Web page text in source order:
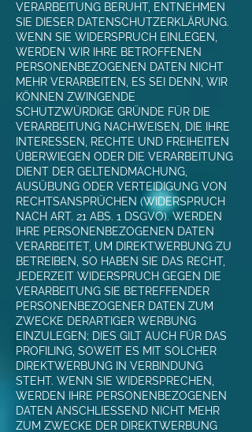
VERARBEITUNG BERUHT, ENTNEHMEN
SIE DIESER DATENSCHUTZERKLÄRUNG.
WENN SIE WIDERSPRUCH EINLEGEN,
WERDEN WIR IHRE BETROFFENEN
PERSONENBEZOGENEN DATEN NICHT
MEHR VERARBEITEN, ES SEI DENN, WIR
KÖNNEN ZWINGENDE
SCHUTZWÜRDIGE GRÜNDE FÜR DIE
VERARBEITUNG NACHWEISEN, DIE IHRE
INTERESSEN, RECHTE UND FREIHEITEN
ÜBERWIEGEN ODER DIE VERARBEITUNG
DIENT DER GELTENDMACHUNG,
AUSÜBUNG ODER VERTEIDIGUNG VON
RECHTSANSPRÜCHEN (WIDERSPRUCH
NACH ART. 21 ABS. 1 DSGVO). WERDEN
IHRE PERSONENBEZOGENEN DATEN
VERARBEITET, UM DIREKTWERBUNG ZU
BETREIBEN, SO HABEN SIE DAS RECHT,
JEDERZEIT WIDERSPRUCH GEGEN DIE
VERARBEITUNG SIE BETREFFENDER
PERSONENBEZOGENER DATEN ZUM
ZWECKE DERARTIGER WERBUNG
EINZULEGEN; DIES GILT AUCH FÜR DAS
PROFILING, SOWEIT ES MIT SOLCHER
DIREKTWERBUNG IN VERBINDUNG
STEHT. WENN SIE WIDERSPRECHEN,
WERDEN IHRE PERSONENBEZOGENEN
DATEN ANSCHLIESSEND NICHT MEHR
ZUM ZWECKE DER DIREKTWERBUNG